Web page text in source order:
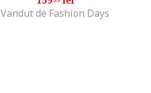
Vandut de Fashion Days